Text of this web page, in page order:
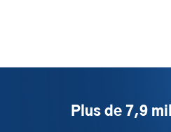
Plus de 7,9